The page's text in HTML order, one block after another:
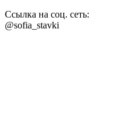
Ссылка на соц. сеть:
@sofia_stavki